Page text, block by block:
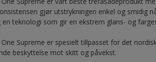
gjør utstrykningen enkel og smidig
en teknologi som gir en ekstrem glans- og
Supreme er spesielt tillpasset for det
beskyttelse mot skitt og påvekst.